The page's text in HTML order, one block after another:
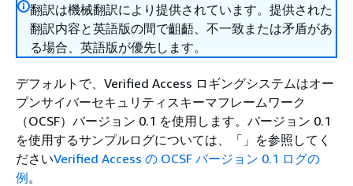
翻訳は機械翻訳により提供されています。提供された
翻訳内容と英語版の間で齟齬、不一致または矛盾があ
る場合、英語版が優先します。
デフォルトで、Verified Access ロギングシステムはオー
プンサイバーセキュリティスキーマフレームワーク
（OCSF）バージョン 0.1 を使用します。バージョン 0.1
を使用するサンプルログについては、「」を参照してく
ださいVerified Access の OCSF バージョン 0.1 ログの
例。